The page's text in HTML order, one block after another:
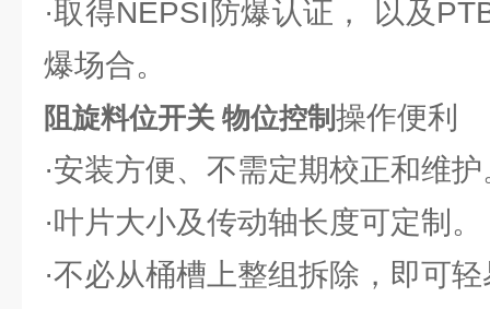
·取得NEPSI防爆认证， 以及
爆场合。
阻旋料位开关 物位控制 操作便利
·安装方便、不需定期校正和维护
·叶片大小及传动轴长度可定制。
·不必从桶槽上整组拆除，即可